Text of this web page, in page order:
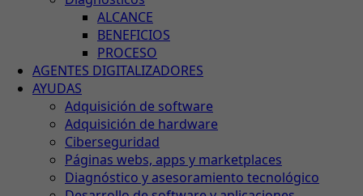
ALCANCE
BENEFICIOS
PROCESO
AGENTES DIGITALIZADORES
AYUDAS
Adquisición de software
Adquisición de hardware
Ciberseguridad
Páginas webs, apps y marketplaces
Diagnóstico y asesoramiento tecnológico